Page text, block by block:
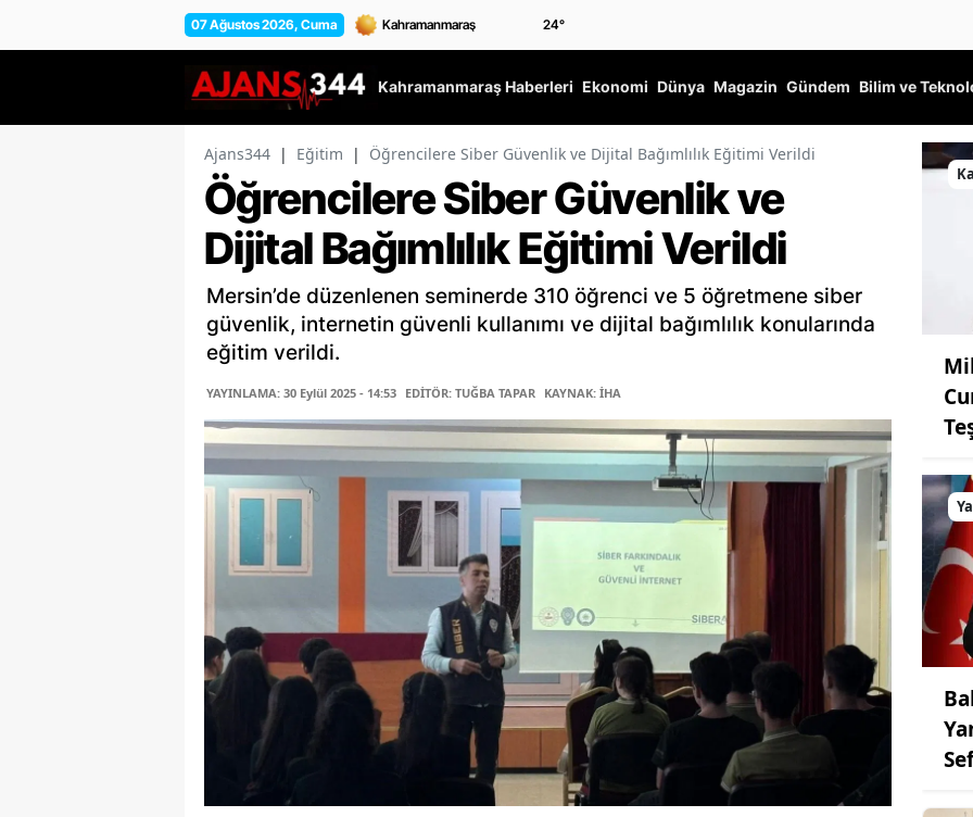
07 Ağustos 2026, Cuma 24°
Kahramanmaraş Haberleri Ekonomi Dünya Magazin Gündem Bilim ve
Ajans344 | Eğitim | Öğrencilere Siber Güvenlik ve Dijital Bağımlılık Eğitimi Verildi
Öğrencilere Siber Güvenlik ve
Dijital Bağımlılık Eğitimi Verildi
Mersin’de düzenlenen seminerde 310 öğrenci ve 5 öğretmene siber
güvenlik, internetin güvenli kullanımı ve dijital bağımlılık konularında
eğitim verildi.
YAYINLAMA: 30 Eylül 2025 - 14:53 EDİTÖR: TUĞBA TAPAR KAYNAK: İHA